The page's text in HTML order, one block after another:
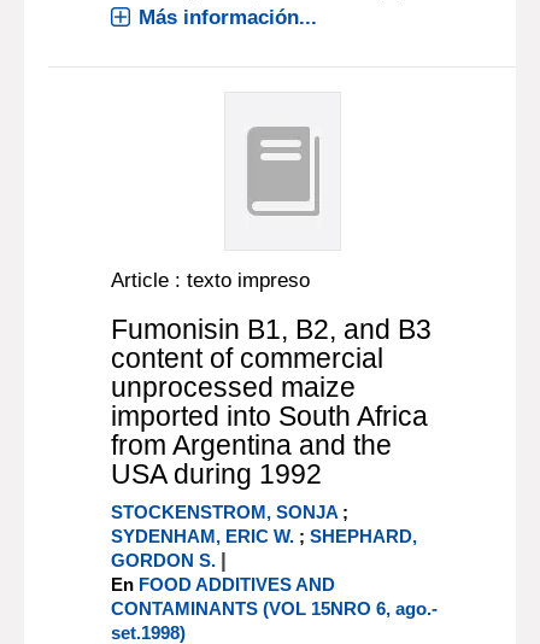
Más información...
Article : texto impreso
Fumonisin B1, B2, and B3
content of commercial
unprocessed maize
imported into South Africa
from Argentina and the
USA during 1992
STOCKENSTROM, SONJA ;
SYDENHAM, ERIC W. ;SHEPHARD,
GORDON S. |
En FOOD ADDITIVES AND
CONTAMINANTS (VOL 15NRO 6, ago.-
set.1998)